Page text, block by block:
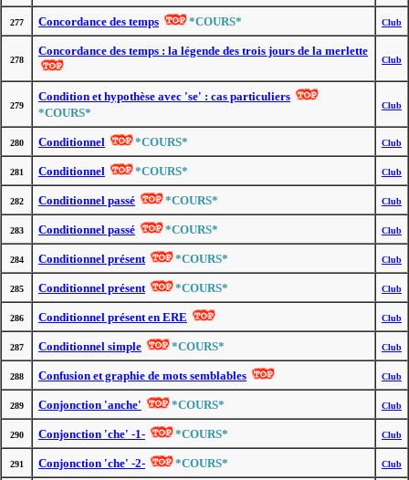
277 Concordance des temps *COURS* Club
278
Concordance des temps : la légende des trois jours de la merlette
Club
279
Condition et hypothèse avec 'se' : cas particuliers
*COURS*
Club
280 Conditionnel *COURS* Club
281 Conditionnel *COURS* Club
282 Conditionnel passé *COURS* Club
283 Conditionnel passé *COURS* Club
284 Conditionnel présent *COURS* Club
285 Conditionnel présent *COURS* Club
286 Conditionnel présent en ERE Club
287 Conditionnel simple *COURS* Club
288 Confusion et graphie de mots semblables Club
289 Conjonction 'anche' *COURS* Club
290 Conjonction 'che' -1- *COURS* Club
291 Conjonction 'che' -2- *COURS* Club